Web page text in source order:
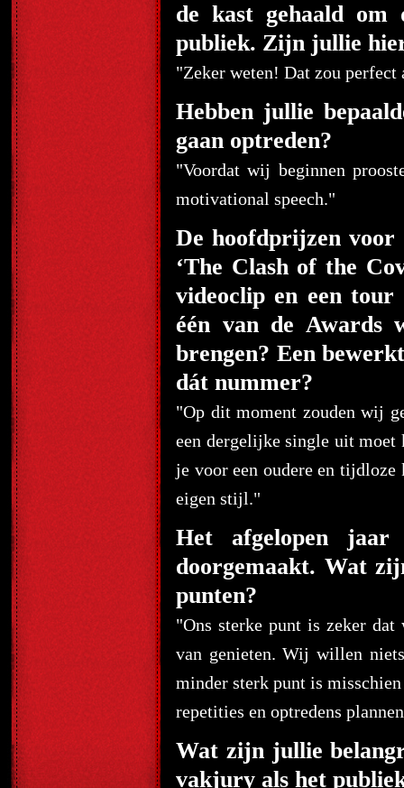
de kast gehaald
publiek. Zijn jullie
"Zeker weten! Dat zou
Hebben jullie
gaan optreden?
"Voordat wij beginnen
motivational speech."
De hoofdprijzen
‘The Clash of the
videoclip en een
één van de Awards
brengen? Een
dát nummer?
"Op dit moment zouden wij
een dergelijke single uit moet
je voor een oudere en tijdloze
eigen stijl."
Het afgelopen
doorgemaakt. Wat
punten?
"Ons sterke punt is zeker
van genieten. Wij willen
minder sterk punt is
repetities en optredens
Wat zijn jullie
vakjury als het